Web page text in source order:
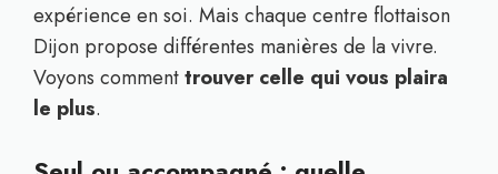
expérience en soi. Mais chaque centre flottaison
Dijon propose différentes manières de la vivre.
Voyons commenttrouver celle qui vous plaira
le plus.